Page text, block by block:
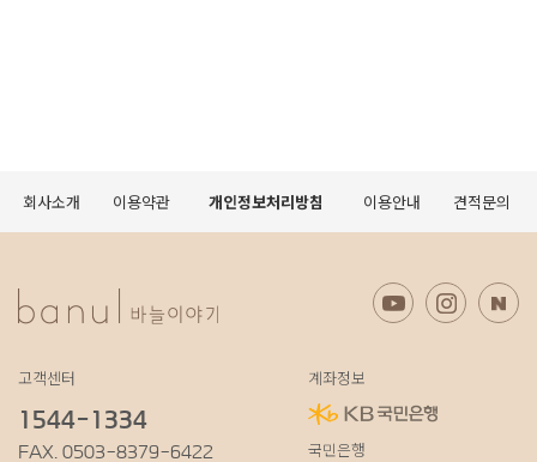
회사소개 이용약관 개인정보처리방침 이용안내 견적문의
고객센터
1544-1334
FAX. 0503-8379-6422
계좌정보
국민은행